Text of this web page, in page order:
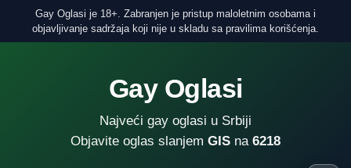
Gay Oglasi je 18+. Zabranjen je pristup maloletnim osobama i
objavljivanje sadržaja koji nije u skladu sa pravilima korišćenja.
Gay Oglasi
Najveći gay oglasi u Srbiji
Objavite oglas slanjem GIS na 6218